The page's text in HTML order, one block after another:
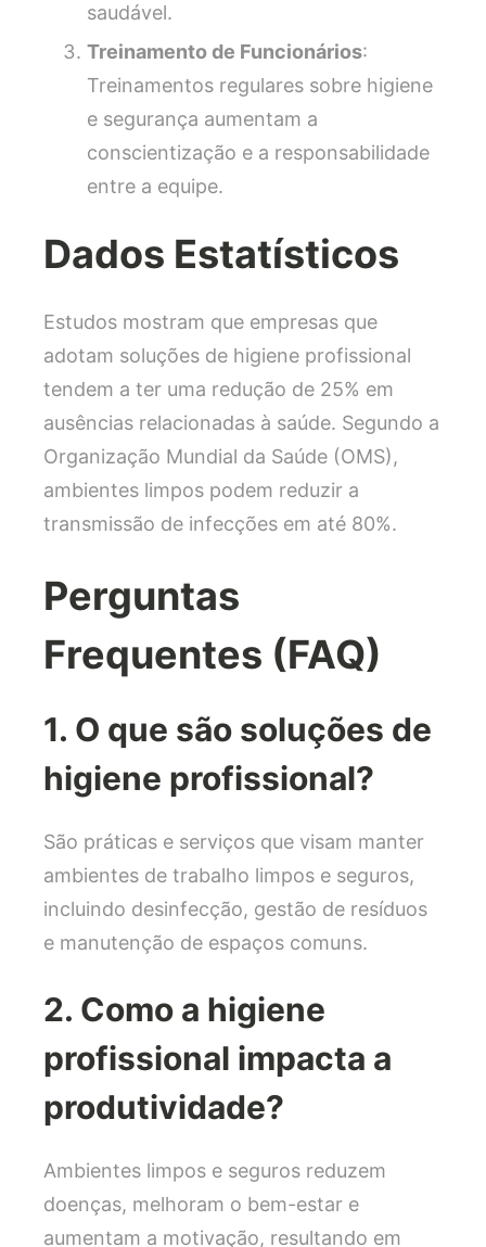
saudável.
Treinamento de Funcionários:
Treinamentos regulares sobre higiene
e segurança aumentam a
conscientização e a responsabilidade
entre a equipe.
Dados Estatísticos
Estudos mostram que empresas que
adotam soluções de higiene profissional
tendem a ter uma redução de 25% em
ausências relacionadas à saúde. Segundo a
Organização Mundial da Saúde (OMS),
ambientes limpos podem reduzir a
transmissão de infecções em até 80%.
Perguntas
Frequentes (FAQ)
1. O que são soluções de
higiene profissional?
São práticas e serviços que visam manter
ambientes de trabalho limpos e seguros,
incluindo desinfecção, gestão de resíduos
e manutenção de espaços comuns.
2. Como a higiene
profissional impacta a
produtividade?
Ambientes limpos e seguros reduzem
doenças, melhoram o bem-estar e
aumentam a motivação, resultando em